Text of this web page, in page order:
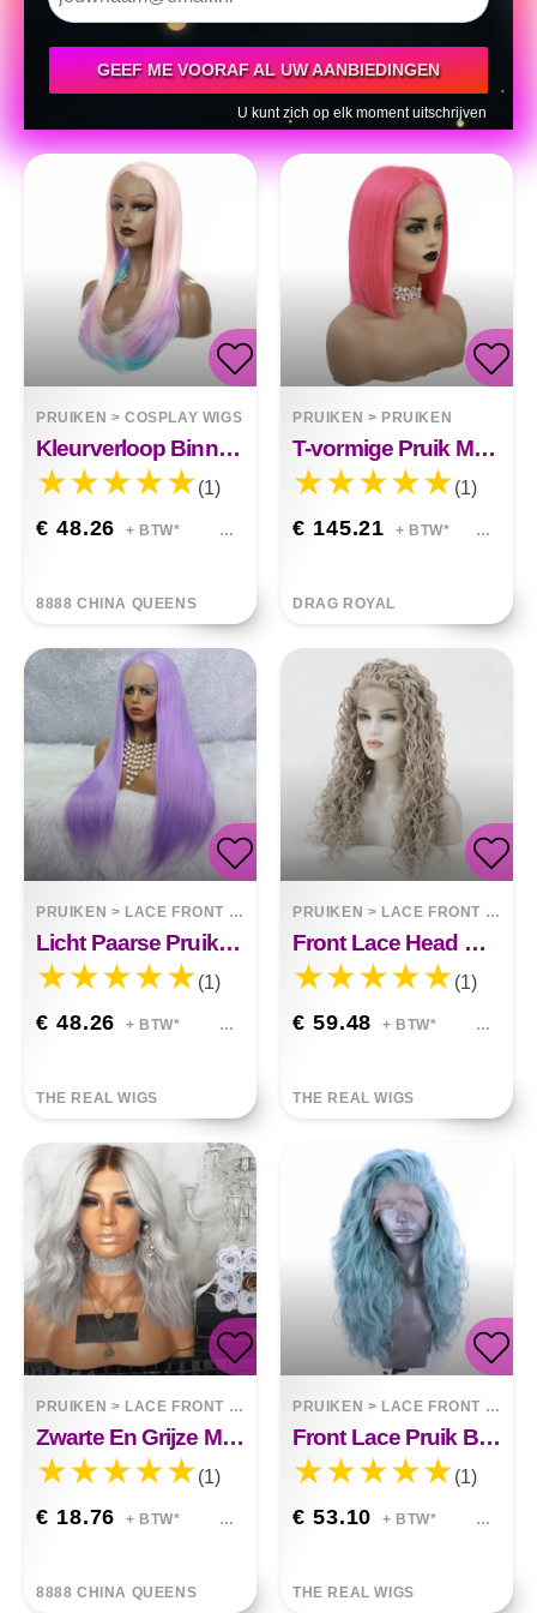
PRUIKEN >COSPLAY WIGS
Kleurverloop Binnenste Gesp Pruik Lang Krullend Haar
(1)
€ 48.26 + BTW*
8888 CHINA QUEENS
PRUIKEN > PRUIKEN
T-vormige Pruik Met Bob Aan De Voorkant¡
(1)
€ 145.21 + BTW*
DRAG ROYAL
GEEF ME VOORAF AL UW AANBIEDINGEN
U kunt zich op elk moment uitschrijven
PRUIKEN > LACE FRONT WIGS
Licht Paarse Pruik Met Kant Aan De Voorkant
(1)
€ 48.26 + BTW*
THE REAL WIGS
PRUIKEN > LACE FRONT WIGS
Front Lace Head Cover Pruik
(1)
€ 59.48 + BTW*
THE REAL WIGS
PRUIKEN > LACE FRONT WIGS
Zwarte En Grijze Mid-point Pruiken Met Gemengde Kleuren
(1)
€ 18.76 + BTW*
8888 CHINA QUEENS
PRUIKEN > LACE FRONT WIGS
Front Lace Pruik Blauwachtig Cyaan
(1)
€ 53.10 + BTW*
THE REAL WIGS